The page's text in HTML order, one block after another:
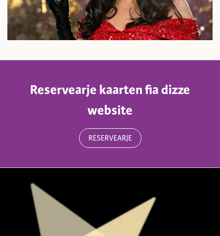
Reservearje kaarten fia dizze
website
RESERVEARJE